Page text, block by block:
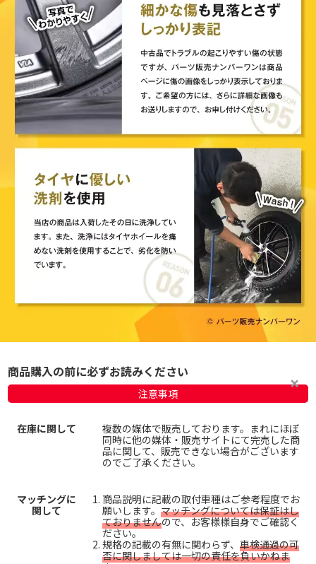
商品購入の前に必ずお読みください
注意事項
在庫に関して
複数の媒体で販売しております。まれにほぼ
同時に他の媒体・販売サイトにて完売した商
品に関して、販売できない場合がございます
のでご了承ください。
マッチングに
関して
商品説明に記載の取付車種はご参考程度でお
願いします。 マッチングについては保証はし
ておりませんので、お客様様自身でご確認く
ださい。
規格の記載の有無に関わらず、 車検通過の可
否に関しましては一切の責任を負いかねま